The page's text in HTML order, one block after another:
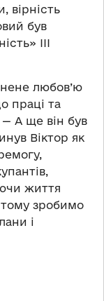
вірність
був
ІІІ
любов’ю
праці та
— А ще він був
Віктор як
життя
зробимо
і